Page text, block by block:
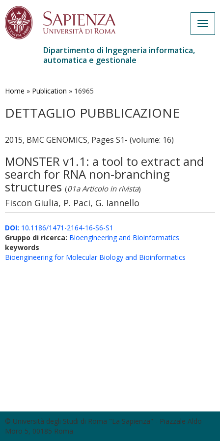
contenuto
Dipartimento di Ingegneria informatica,
automatica e gestionale
Home » Publication » 16965
DETTAGLIO PUBBLICAZIONE
2015, BMC GENOMICS, Pages S1- (volume: 16)
MONSTER v1.1: a tool to extract and
search for RNA non-branching
structures (01a Articolo in rivista)
Fiscon Giulia, P. Paci, G. Iannello
DOI: 10.1186/1471-2164-16-S6-S1
Gruppo di ricerca: Bioengineering and Bioinformatics
keywords
Bioengineering for Molecular Biology and Bioinformatics
© Università degli Studi di Roma "La Sapienza" - Piazzale Aldo
Moro 5, 00185 Roma